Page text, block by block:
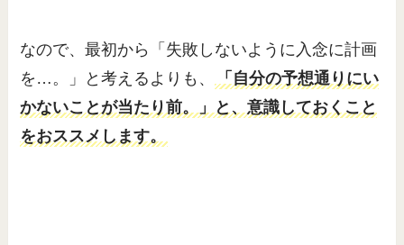
なので、最初から「失敗しないように入念に計画
を…。」と考えるよりも、
「自分の予想通りにい
かないことが当たり前。」と、意識しておくこと
をおススメします。